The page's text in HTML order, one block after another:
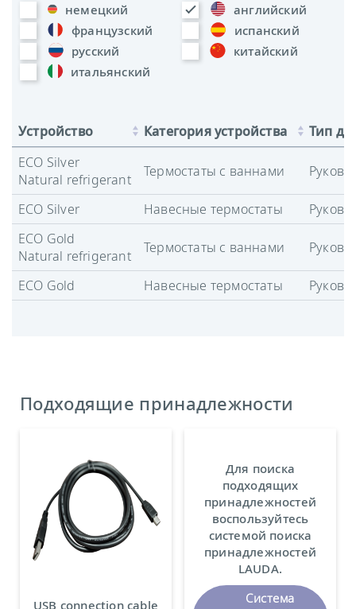
немецкий
английский
французский
испанский
русский
китайский
итальянский
Устройство Категория устройства
Тип
ECO Silver
Natural refrigerant
Термостаты с ваннами
ECO Silver Навесные термостаты
ECO Gold
Natural refrigerant
Термостаты с ваннами
ECO Gold Навесные термостаты
Подходящие принадлежности
USB connection cable
Для поиска
подходящих
принадлежностей
воспользуйтесь
системой поиска
принадлежностей
LAUDA.
Система